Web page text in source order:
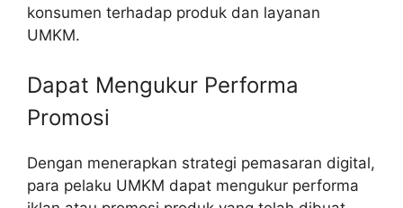
konsumen terhadap produk dan layanan
UMKM.
Dapat Mengukur Performa
Promosi
Dengan menerapkan strategi pemasaran digital,
para pelaku UMKM dapat mengukur performa